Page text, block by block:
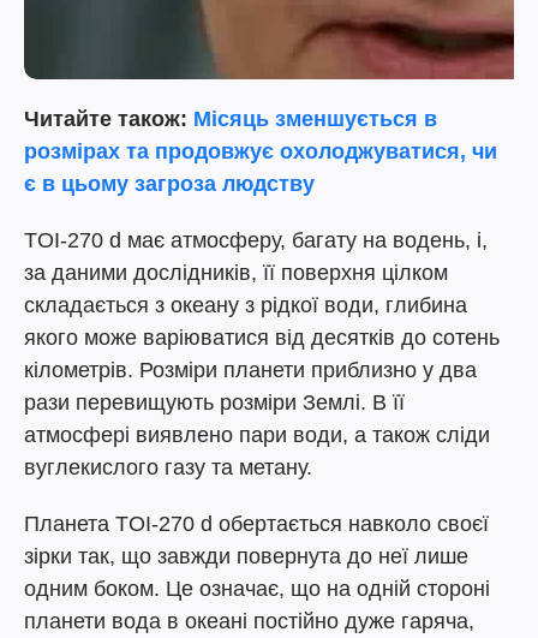
Читайте також: Місяць зменшується в
розмірах та продовжує охолоджуватися, чи
є в цьому загроза людству
TOI-270 d має атмосферу, багату на водень, і,
за даними дослідників, її поверхня цілком
складається з океану з рідкої води, глибина
якого може варіюватися від десятків до сотень
кілометрів. Розміри планети приблизно у два
рази перевищують розміри Землі. В її
атмосфері виявлено пари води, а також сліди
вуглекислого газу та метану.
Планета TOI-270 d обертається навколо своєї
зірки так, що завжди повернута до неї лише
одним боком. Це означає, що на одній стороні
планети вода в океані постійно дуже гаряча,